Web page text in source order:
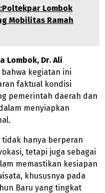
Lombok
Mobilitas Ramah
Lombok, Dr. Ali
kegiatan ini
faktual kondisi
pemerintah daerah dan
menyiapkan
tidak hanya berperan
tetapi juga sebagai
memastikan kesiapan
khususnya pada
Baru yang tingkat